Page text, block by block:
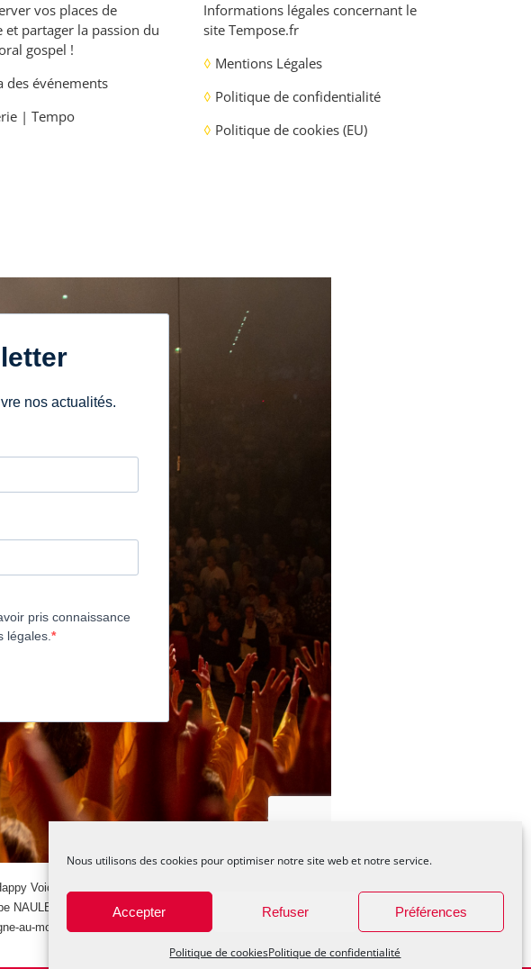
Nous utilisons des cookies pour optimiser notre site web et notre service.
Accepter Refuser Préférences
Politique de cookiesPolitique de confidentialité
vos places de
et partager la passion du
gospel !
des événements
| Tempo
Informations légales concernant le
site Tempose.fr
◊ Mentions Légales
◊ Politique de confidentialité
◊ Politique de cookies (EU)
Voices ! – Oh Joyeuses Voix !
NAULEAU | Crédit photos : Éric MEYSS
au-mont-d’or | L-D-24-8354